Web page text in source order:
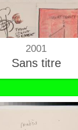
2001
Sans titre